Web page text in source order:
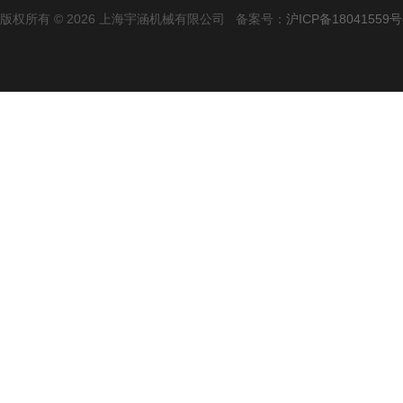
版权所有 © 2026 上海宇涵机械有限公司 备案号： 沪ICP备18041559